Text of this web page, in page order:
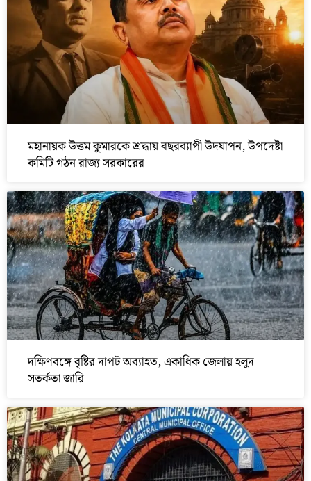
মহানায়ক উত্তম কুমারকে শ্রদ্ধায় বছরব্যাপী উদযাপন, উপদেষ্টা
কমিটি গঠন রাজ্য সরকারের
দক্ষিণবঙ্গে বৃষ্টির দাপট অব্যাহত, একাধিক জেলায় হলুদ
সতর্কতা জারি